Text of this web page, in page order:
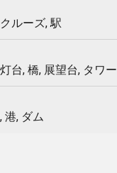
ルーズ, 駅
台, 橋, 展望台, タワー
港, ダム